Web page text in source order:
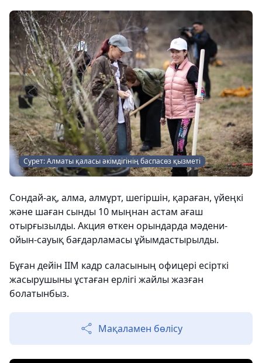
Сурет: Алматы қаласы әкімдігінің баспасөз қызметі
Сондай-ақ, алма, алмұрт, шегіршін, қараған, үйеңкі
және шаған сынды 10 мыңнан астам ағаш
отырғызылды. Акция өткен орындарда мәдени-
ойын-сауық бағдарламасы ұйымдастырылды.
Бұған дейін ІІМ кадр саласының офицері есірткі
жасырушыны ұстаған ерлігі жайлы жазған
болатынбыз.
Мақаламен бөлісу